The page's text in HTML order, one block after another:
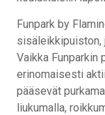
Funpark by
sisäleikkipuiston,
Vaikka Funparkin
erinomaisesti
pääsevät
liukumalla,